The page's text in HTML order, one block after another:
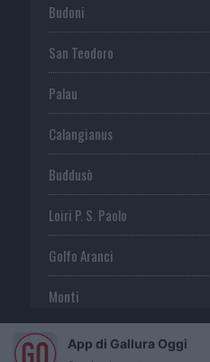
Budoni
San Teodoro
Palau
Calangianus
Buddusò
Loiri P. S. Paolo
Golfo Aranci
Monti
TeltiApp di Gallura Oggi